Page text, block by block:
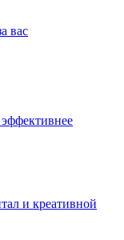
вас
эффективнее
и креативной